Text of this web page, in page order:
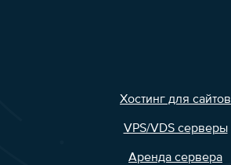
Хостинг для сайтов
VPS/VDS серверы
Аренда сервера